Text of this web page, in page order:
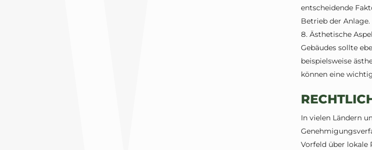
entscheidende
Betrieb der Anlage.
Ästhetische
Gebäudes sollte
beispielsweise
können eine
In vielen Ländern
Vorfeld über lokale